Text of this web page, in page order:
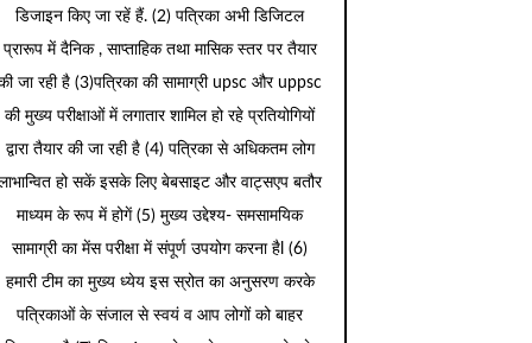
डिजाइन किए जा रहें हैं. (2) पत्रिका अभी डिजिटल
प्रारूप में दैनिक , साप्ताहिक तथा मासिक स्तर पर तैयार
जा रही है (3)पत्रिका की सामाग्री upsc और uppsc
की मुख्य परीक्षाओं में लगातार शामिल हो रहे प्रतियोगियों
द्वारा तैयार की जा रही है (4) पत्रिका से अधिकतम लोग
हो सकें इसके लिए बेबसाइट और वाट्सएप बतौर
माध्यम के रूप में होगें (5) मुख्य उद्देश्य- समसामयिक
सामाग्री का मेंस परीक्षा में संपूर्ण उपयोग करना हैl (6)
हमारी टीम का मुख्य ध्येय इस स्रोत का अनुसरण करके
पत्रिकाओं के संजाल से स्वयं व आप लोगों को बाहर